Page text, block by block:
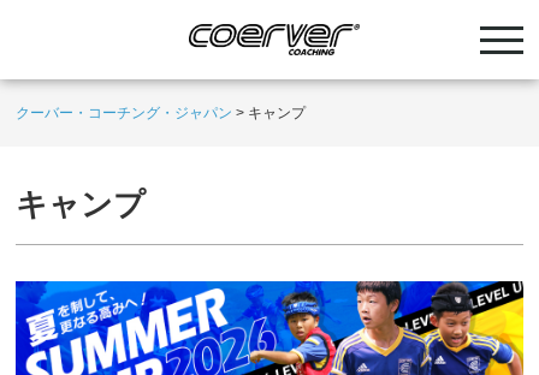
クーバー・コーチング・ジャパン > キャンプ
キャンプ